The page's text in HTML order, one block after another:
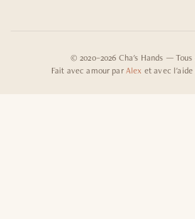
© 2020–2026 Cha's Hands —
Fait avec amour par Alex et avec l'aide